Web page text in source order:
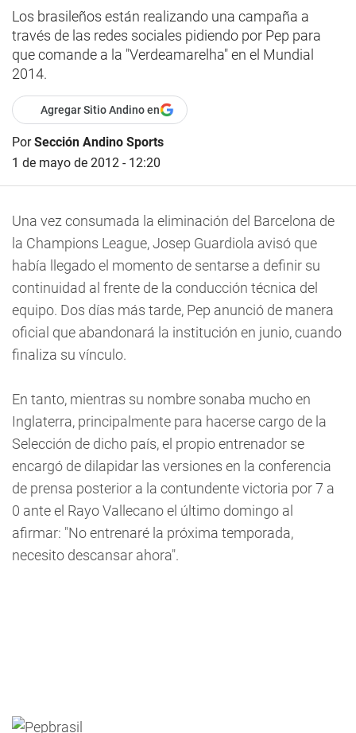
Los brasileños están realizando una campaña a
través de las redes sociales pidiendo por Pep para
que comande a la "Verdeamarelha" en el Mundial
2014.
Agregar Sitio Andino en
PorSección Andino Sports
1 de mayo de 2012 - 12:20
Una vez consumada la eliminación del Barcelona de
la Champions League, Josep Guardiola avisó que
había llegado el momento de sentarse a definir su
continuidad al frente de la conducción técnica del
equipo. Dos días más tarde, Pep anunció de manera
oficial que abandonará la institución en junio, cuando
finaliza su vínculo.
En tanto, mientras su nombre sonaba mucho en
Inglaterra, principalmente para hacerse cargo de la
Selección de dicho país, el propio entrenador se
encargó de dilapidar las versiones en la conferencia
de prensa posterior a la contundente victoria por 7 a
0 ante el Rayo Vallecano el último domingo al
afirmar: "No entrenaré la próxima temporada,
necesito descansar ahora".